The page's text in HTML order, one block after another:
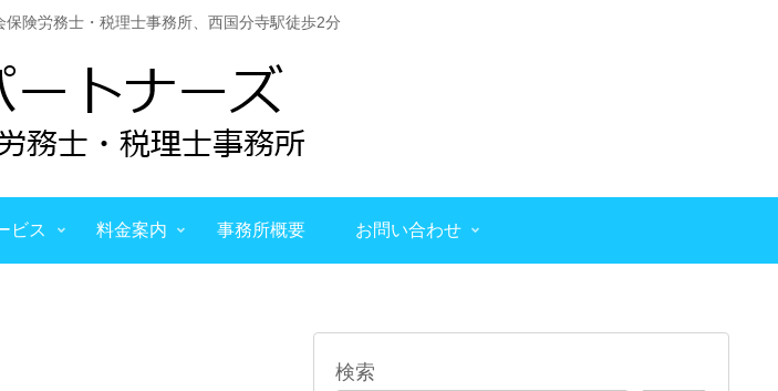
険労務士・税理士事務所、西国分寺駅徒歩2分
ビス 料金案内 事務所概要 お問い合わせ
検索